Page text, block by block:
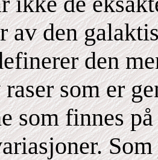
av den
den
som er
som finnes